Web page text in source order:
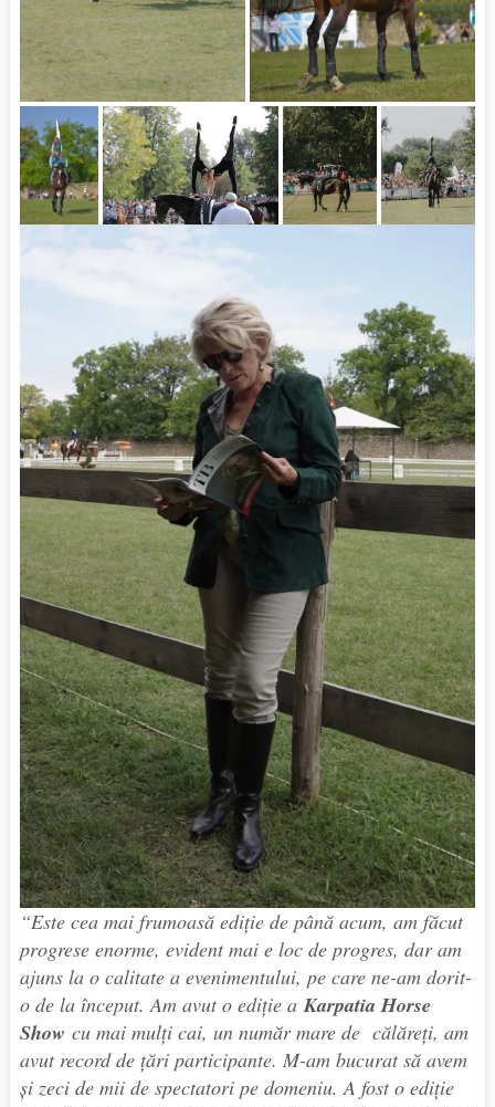
“Este cea mai frumoasă ediție de până acum, am făcut
progrese enorme, evident mai e loc de progres, dar am
ajuns la o calitate a evenimentului, pe care ne-am dorit-
o de la început. Am avut o ediție aKarpatia Horse
Show cu mai mulți cai, un număr mare de călăreți, am
avut record de țări participante. M-am bucurat să avem
și zeci de mii de spectatori pe domeniu. A fost o ediție